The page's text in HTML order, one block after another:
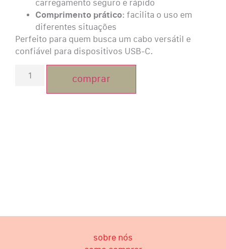
carregamento seguro e rápido
Comprimento prático: facilita o uso em
diferentes situações
Perfeito para quem busca um cabo versátil e
confiável para dispositivos USB-C.
comprar
sobre nós